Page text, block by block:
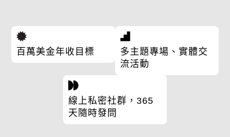
百萬美金年收目標
多主題專場、實體交
流活動
線上私密社群，365
天隨時發問